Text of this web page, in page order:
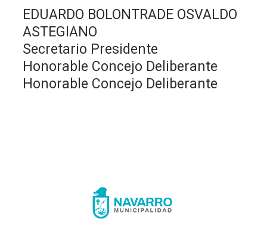
EDUARDO BOLONTRADE OSVALDO
ASTEGIANO
Secretario Presidente
Honorable Concejo Deliberante
Honorable Concejo Deliberante